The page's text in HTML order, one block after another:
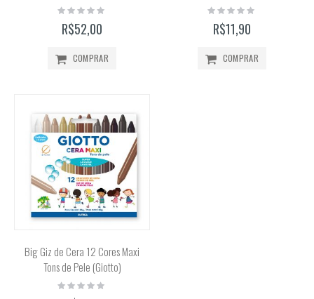
Rating:
R$52,00
COMPRAR
Rating:
R$11,90
COMPRAR
Big Giz de Cera 12 Cores Maxi
Tons de Pele (Giotto)
Rating: